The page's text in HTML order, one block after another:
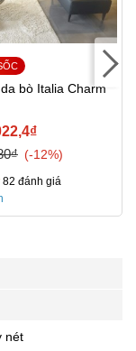
bò Italia Charm
-12%
82 đánh giá
nét